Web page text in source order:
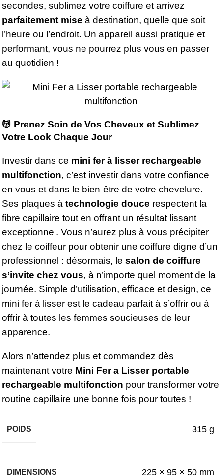
secondes, sublimez votre coiffure et arrivez
parfaitement mise à destination, quelle que soit
l’heure ou l’endroit. Un appareil aussi pratique et
performant, vous ne pourrez plus vous en passer
au quotidien !
💆 Prenez Soin de Vos Cheveux et Sublimez
Votre Look Chaque Jour
Investir dans ce mini fer à lisser rechargeable
multifonction, c’est investir dans votre confiance
en vous et dans le bien-être de votre chevelure.
Ses plaques à technologie douce respectent la
fibre capillaire tout en offrant un résultat lissant
exceptionnel. Vous n’aurez plus à vous précipiter
chez le coiffeur pour obtenir une coiffure digne d’un
professionnel : désormais, le salon de coiffure
s’invite chez vous, à n’importe quel moment de la
journée. Simple d’utilisation, efficace et design, ce
mini fer à lisser est le cadeau parfait à s’offrir ou à
offrir à toutes les femmes soucieuses de leur
apparence.
Alors n’attendez plus et commandez dès
maintenant votre Mini Fer a Lisser portable
rechargeable multifonction pour transformer votre
routine capillaire une bonne fois pour toutes !
POIDS 315 g
DIMENSIONS 225 × 95 × 50 mm